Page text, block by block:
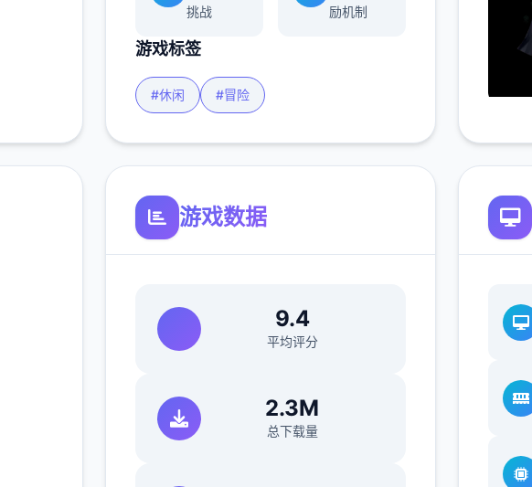
挑战
励机制
游戏标签
#休闲 #冒险
游戏数据
9.4
平均评分
2.3M
总下载量